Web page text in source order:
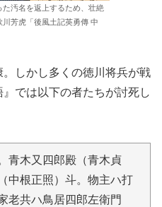
汚名を返上するため、壮絶
芳虎「後風土記英勇傳 中
しかし多くの徳川将兵が戦
では以下の者たちが討死し
木又四郎殿（青木貞
中根正照）斗。物主ハ打
老共ハ鳥居四郎左衛門